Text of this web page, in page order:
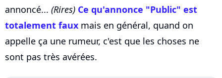
annoncé... (Rires) Ce qu'annonce "Public" est
totalement faux mais en général, quand on
appelle ça une rumeur, c'est que les choses ne
sont pas très avérées.